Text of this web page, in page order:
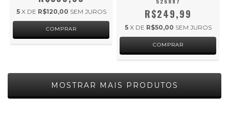
5 X DE R$120,00 SEM JUROS R$249,99
5 X DE R$50,00 SEM JUROS
MOSTRAR MAIS PRODUTOS